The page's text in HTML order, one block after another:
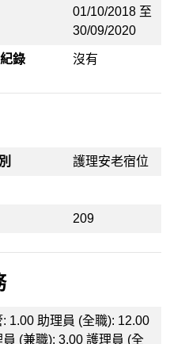
01/10/2018 至
30/09/2020
錄 沒有
護理安老宿位
209
: 1.00 助理員 (全職): 12.00
員 (兼職): 3.00 護理員 (全